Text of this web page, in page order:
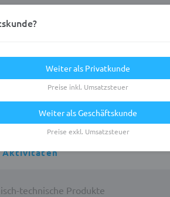
Aktivitäten
technische Produkte
Weiter als Privatkunde
Preise inkl. Umsatzsteuer
Weiter als Geschäftskunde
Preise exkl. Umsatzsteuer